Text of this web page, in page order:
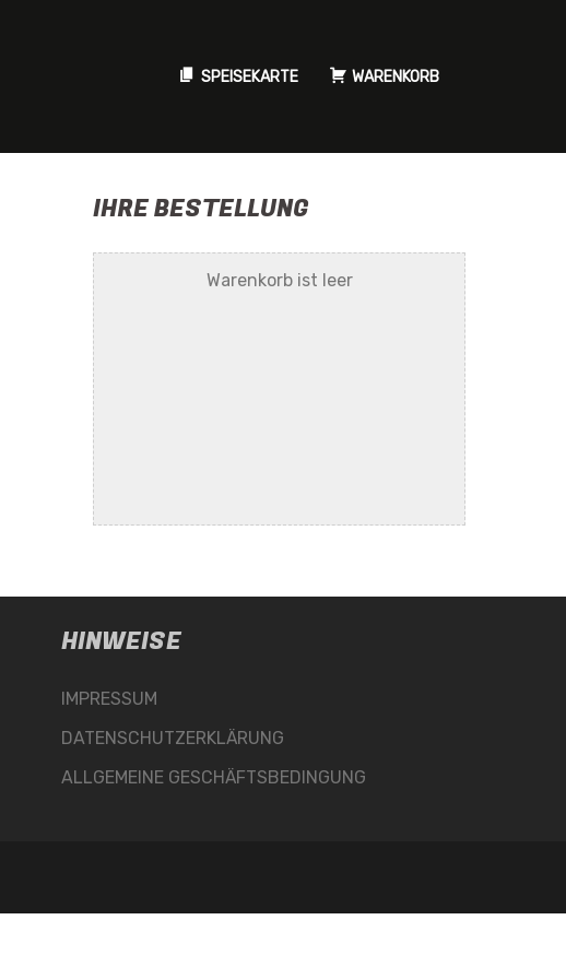
SPEISEKARTE WARENKORB
IHRE BESTELLUNG
Warenkorb ist leer
HINWEISE
IMPRESSUM
DATENSCHUTZERKLÄRUNG
ALLGEMEINE GESCHÄFTSBEDINGUNG